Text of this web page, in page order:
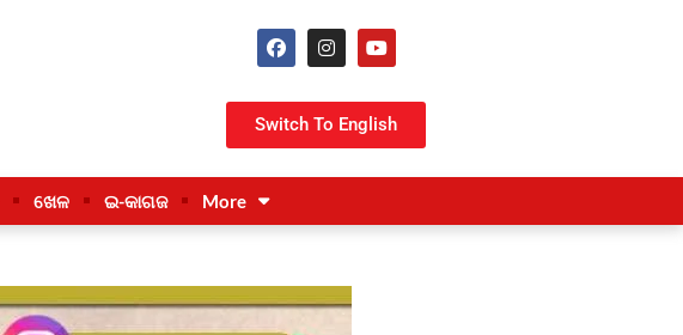
Switch To English
ଖେଳ ଇ-କାଗଜ More